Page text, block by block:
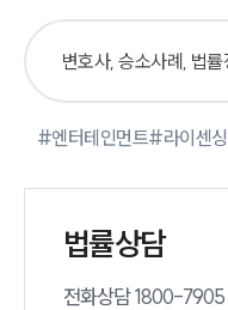
#엔터테인먼트#라이센싱
법률상담
전화상담 1800-7905